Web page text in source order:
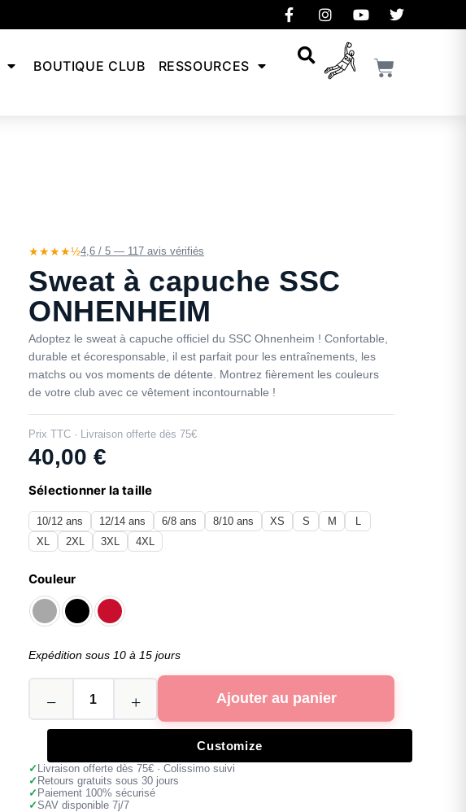
BOUTIQUE CLUB RESSOURCES
★★★★½4,6 / 5 — 117 avis vérifiés
Sweat à capuche SSC
ONHENHEIM
Adoptez le sweat à capuche officiel du SSC Ohnenheim ! Confortable,
durable et écoresponsable, il est parfait pour les entraînements, les
matchs ou vos moments de détente. Montrez fièrement les couleurs
de votre club avec ce vêtement incontournable !
Prix TTC · Livraison offerte dès 75€
40,00€
Sélectionner la taille
10/12 ans 12/14 ans 6/8 ans 8/10 ans XS S M
L
XL
2XL 3XL 4XL
Couleur
Expédition sous 10 à 15 jours
Ajouter au panier
Customize
✓
Livraison offerte dès 75€ · Colissimo suivi
✓ Retours gratuits sous 30 jours
✓ Paiement 100% sécurisé
✓SAV disponible 7j/7